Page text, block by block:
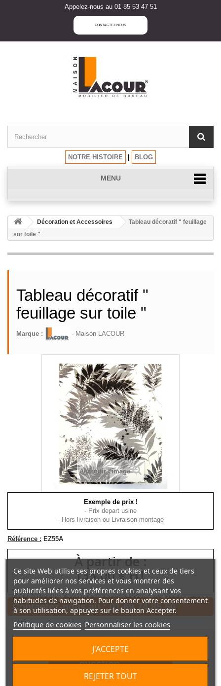
Appelez-nous au 01 85 53 47 51
CONTACTEZ NOUS
NOTRE HISTOIRE BLOG
MENU
Décoration et Accessoires
Tableau décoratif " feuillage
sur toile "
Tableau décoratif "
feuillage sur toile "
Marque : - Maison LACOUR
Agrandir l'image
Exemple de prix !
- Prix depart usine
- Hors livraison ou Livraison-montage
Référence : EZ55A
À partir de :
135,00 € HT
Contactez-nous au :01 69 74 85 50
Poser une
question
Ce site Web utilise ses propres cookies et ceux de tiers
pour améliorer nos services et vous montrer des
publicités liées à vos préférences en analysant vos
habitudes de navigation. Pour donner votre consentement
à son utilisation, appuyez sur le bouton Accepter.
Politique de cookies Personnaliser les cookies
REJETER TOUT
J'ACCEPTE